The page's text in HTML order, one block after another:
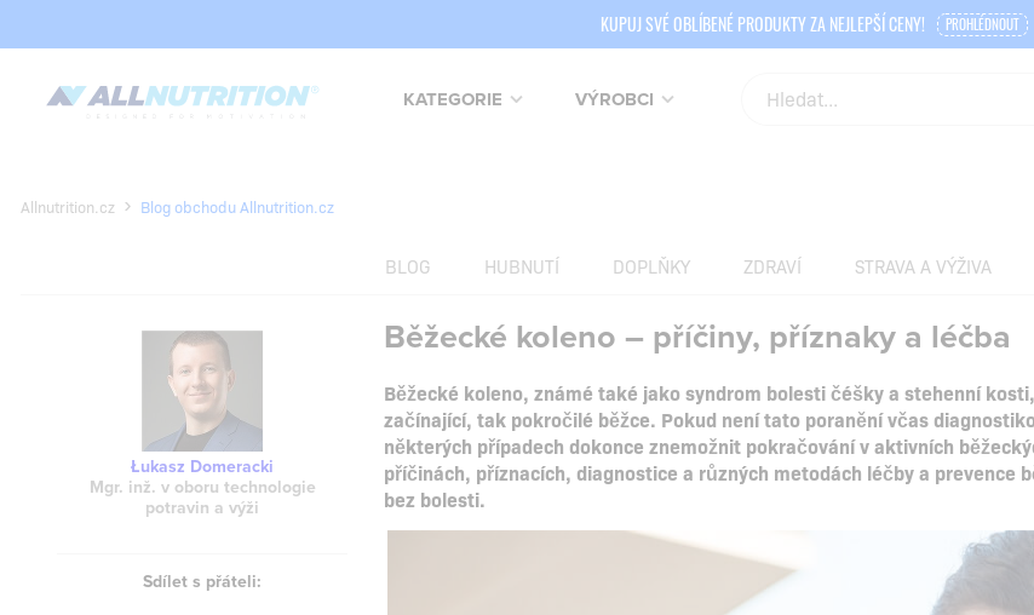
KUPUJ SVÉ OBLÍBENÉ PRODUKTY ZA NEJLEPŠÍ CENY! PROHLÉDNOUT
KATEGORIE VÝROBCI
Allnutrition.cz Blog obchodu Allnutrition.cz
BLOG HUBNUTÍ DOPLŇKY ZDRAVÍ STRAVA A VÝŽIVA
Běžecké koleno – příčiny, příznaky a léčba
Běžecké koleno, známé také jako syndrom bolesti čéšky a stehenní
začínající, tak pokročilé běžce. Pokud není tato poranění včas
některých případech dokonce znemožnit pokračování v aktivních
příčinách, příznacích, diagnostice a různých metodách léčby a
bez bolesti.
Łukasz Domeracki
Mgr. inž. v oboru technologie
potravin a výži
Sdílet s přáteli: